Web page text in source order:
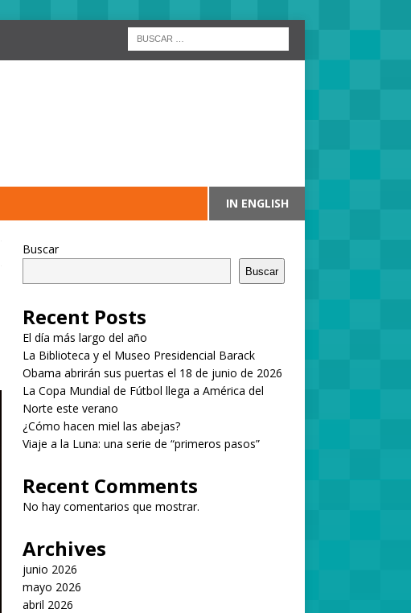
IN ENGLISH
Buscar
Buscar
Recent Posts
El día más largo del año
La Biblioteca y el Museo Presidencial Barack
Obama abrirán sus puertas el 18 de junio de 2026
La Copa Mundial de Fútbol llega a América del
Norte este verano
¿Cómo hacen miel las abejas?
Viaje a la Luna: una serie de “primeros pasos”
Recent Comments
No hay comentarios que mostrar.
Archives
junio 2026
mayo 2026
abril 2026